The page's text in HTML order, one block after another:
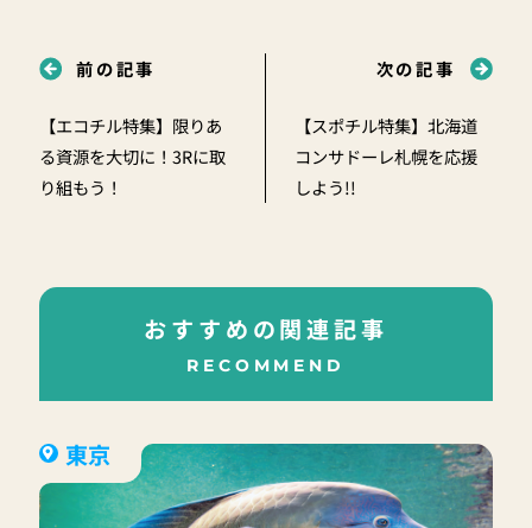
前の記事
【エコチル特集】限りあ
る資源を大切に！3Rに取
り組もう！
次の記事
【スポチル特集】北海道
コンサドーレ札幌を応援
しよう!!
おすすめの関連記事
RECOMMEND
東京